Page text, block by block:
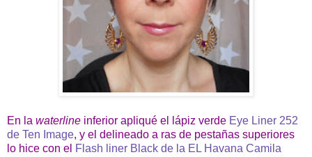
En la waterline inferior apliqué el lápiz verde Eye Liner 252
de Ten Image, y el delineado a ras de pestañas superiores
lo hice con el Flash liner Black de la EL Havana Camila